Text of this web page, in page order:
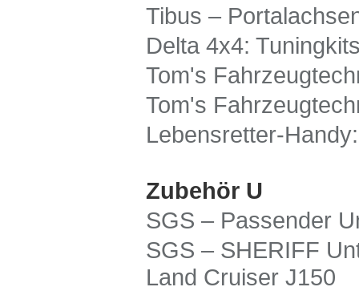
Tibus –
Delta 4x4:
Tom's
Tom's
Lebensretter-
Zubehör U
SGS – Passender
SGS – SHERIFF
Land Cruiser J150